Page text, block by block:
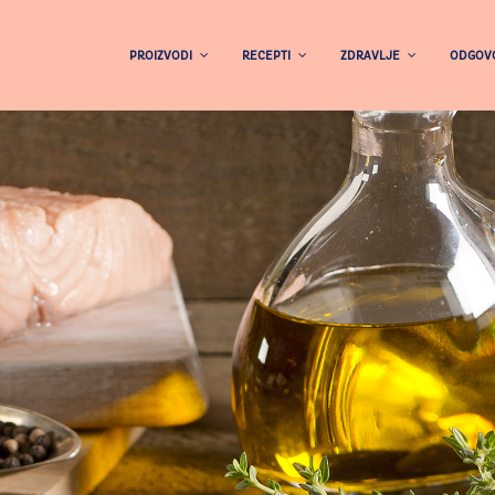
PROIZVODI RECEPTI ZDRAVLJE